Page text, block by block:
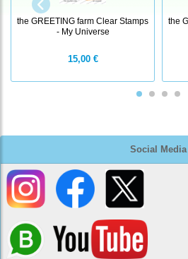
Social Media
the GREETING farm Clear Stamps
- My Universe
15,00 €
the